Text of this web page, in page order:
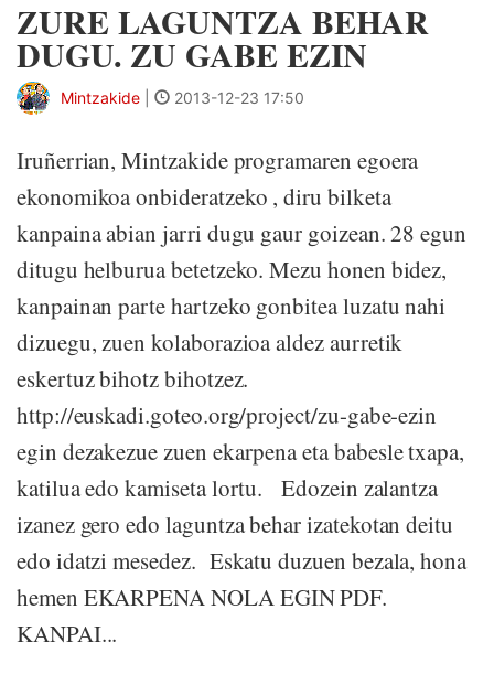
ZURE LAGUNTZA BEHAR
DUGU. ZU GABE EZIN
Mintzakide 2013-12-23 17:50
Iruñerrian, Mintzakide programaren egoera
ekonomikoa onbideratzeko , diru bilketa
kanpaina abian jarri dugu gaur goizean. 28 egun
ditugu helburua betetzeko. Mezu honen bidez,
kanpainan parte hartzeko gonbitea luzatu nahi
dizuegu, zuen kolaborazioa aldez aurretik
eskertuz bihotz bihotzez.
http://euskadi.goteo.org/project/zu-gabe-ezin
egin dezakezue zuen ekarpena eta babesle txapa,
katilua edo kamiseta lortu. Edozein zalantza
izanez gero edo laguntza behar izatekotan deitu
edo idatzi mesedez. Eskatu duzuen bezala, hona
hemen EKARPENA NOLA EGIN PDF.
KANPAI...